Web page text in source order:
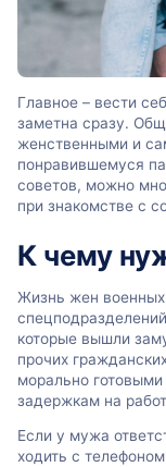
Главное – вести
заметна сразу.
женственными и
понравившемуся
советов, можно
при знакомстве с
К чему
Жизнь жен
которые вышли
прочих
морально
задержкам на
Если у мужа
ходить с